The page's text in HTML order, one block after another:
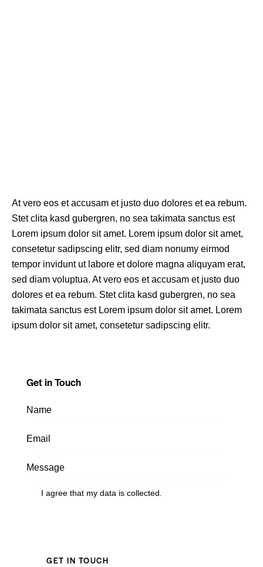
At vero eos et accusam et justo duo dolores et ea rebum.
Stet clita kasd gubergren, no sea takimata sanctus est
Lorem ipsum dolor sit amet. Lorem ipsum dolor sit amet,
consetetur sadipscing elitr, sed diam nonumy eirmod
tempor invidunt ut labore et dolore magna aliquyam erat,
sed diam voluptua. At vero eos et accusam et justo duo
dolores et ea rebum. Stet clita kasd gubergren, no sea
takimata sanctus est Lorem ipsum dolor sit amet. Lorem
ipsum dolor sit amet, consetetur sadipscing elitr.
Get in Touch
I agree that my data iscollected